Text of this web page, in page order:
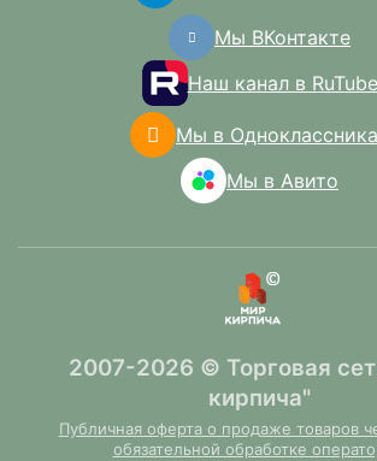
Мы ВКонтакте
Наш канал в RuTube
Мы в
Мы в Авито
2007-2026 © Торговая
кирпича"
Публичная оферта о продаже товаров
обязательной обработке